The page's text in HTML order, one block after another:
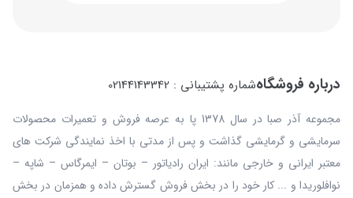
درباره فروشگاهشماره پشتیبانی : 02144143342
مجموعه آذر صبا در سال 1378 پا به عرصه فروش و تعمیرات محصولات
سرمایشی و گرمایشی گذاشت و پس از مدتی با اخذ نمایندگی شرکت های
معتبر ایرانی و خارجی مانند: ایران رادیاتور – بوتان – ایمرگاس – شاپه –
نوافلوریدا و ... کار خود را در بخش فروش گسترش داده و همزمان در بخش